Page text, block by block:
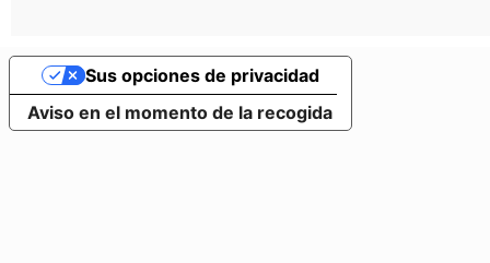
Aviso en el momento de la recogida
Sus opciones de privacidad